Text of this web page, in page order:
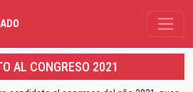
AL CONGRESO 2021